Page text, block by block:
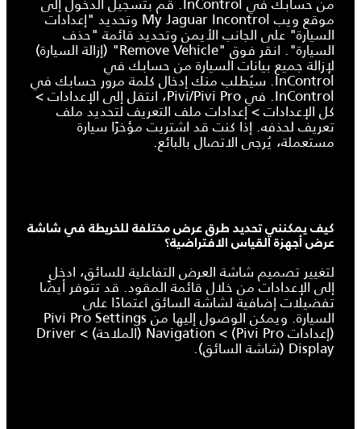
من حسابك في InControl. قم بتسجيل الدخول إلى
موقع ويب My Jaguar Incontrol وتحديد "إعدادات
السيارة" على الجانب الأيمن وتحديد قائمة "حذف
السيارة". انقر فوق "Remove Vehicle" (إزالة السيارة)
لإزالة جميع بيانات السيارة من حسابك في
InControl. سيُطلب منك إدخال كلمة مرور حسابك في
InControl. في Pivi/Pivi Pro، انتقل إلى الإعدادات >
كل الإعدادات > إعدادات ملف التعريف لتحديد ملف
تعريف لحذفه. إذا كنت قد اشتريت مؤخرًا سيارة
مستعملة، يُرجى الاتصال بالبائع.
كيف يمكنني تحديد طرق عرض مختلفة للخريطة في شاشة
عرض أجهزة القياس الافتراضية؟
لتغيير تصميم شاشة العرض التفاعلية للسائق، ادخل
إلى الإعدادات من خلال قائمة المقود. قد تتوفر أيضًا
تفضيلات إضافية لشاشة السائق اعتمادًا على
السيارة. ويمكن الوصول إليها من Pivi Pro Settings
(إعدادات Pivi Pro) > Navigation (الملاحة) > Driver
Display (شاشة السائق).